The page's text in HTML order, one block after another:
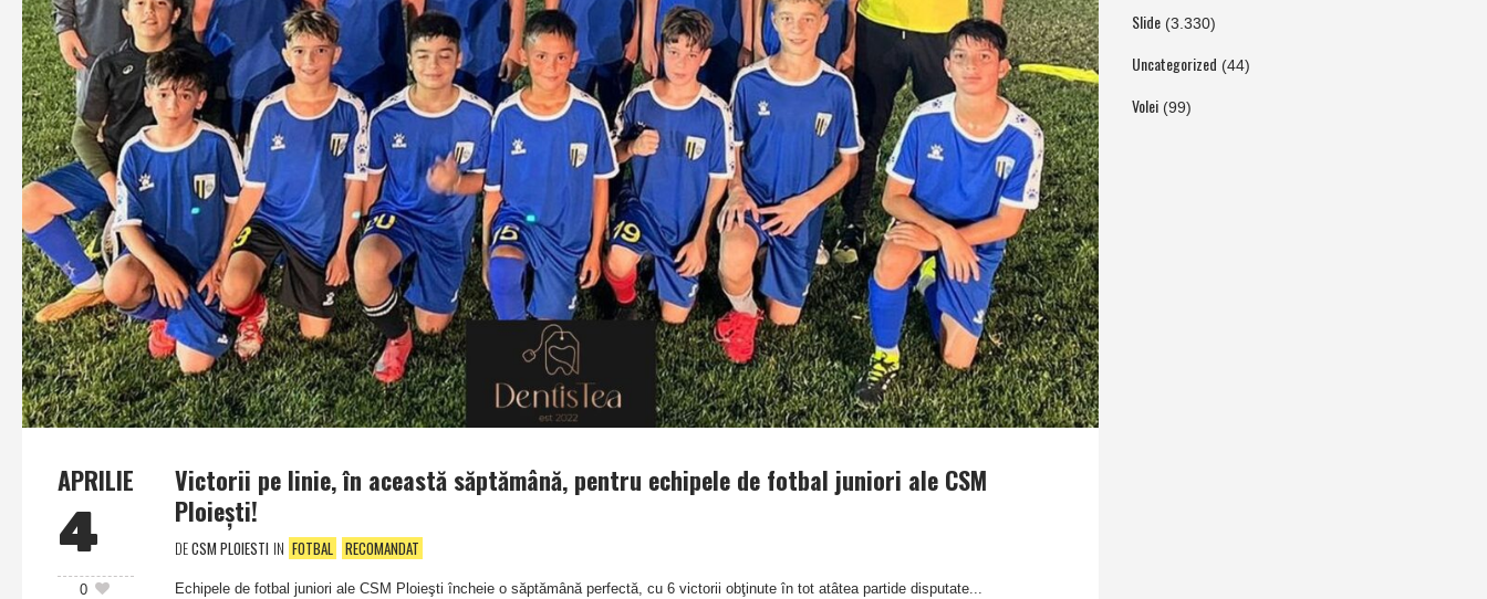
APRILIE
4
0
Victorii pe linie, în această săptămână, pentru echipele de fotbal juniori ale CSM
Ploieşti!
DECSM PLOIESTI IN FOTBAL RECOMANDAT
Echipele de fotbal juniori ale CSM Ploieşti încheie o săptămână perfectă, cu 6 victorii obţinute în tot atâtea partide disputate...
Slide(3.330)
Uncategorized (44)
Volei(99)